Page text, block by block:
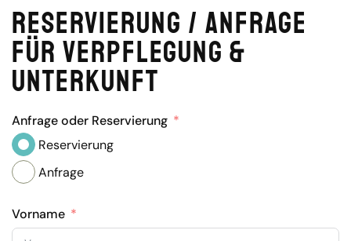
Reservierung / Anfrage
für Verpflegung &
Unterkunft
Anfrage oder Reservierung
Reservierung
Anfrage
Vorname